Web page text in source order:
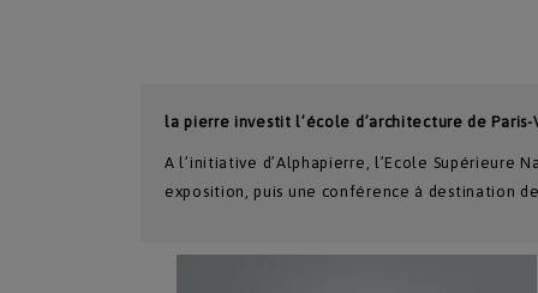
la pierre investit l’école d’architecture de Paris-
A l’initiative d’Alphapierre, l’Ecole Supérieure
exposition, puis une conférence à destination